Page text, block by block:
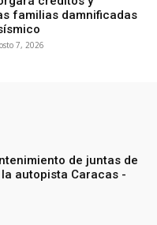
familias damnificadas
7, 2026
de juntas de
autopista Caracas -